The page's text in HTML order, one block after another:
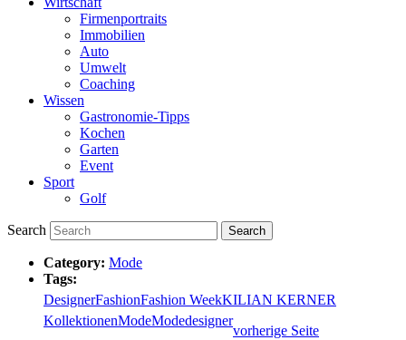
Firmenportraits
Immobilien
Auto
Umwelt
Coaching
Wissen
Gastronomie-Tipps
Kochen
Garten
Event
Sport
Golf
Search
Category: Mode
Tags:
DesignerFashionFashion WeekKILIAN KERNER
KollektionenModeModedesigner
vorherige Seite